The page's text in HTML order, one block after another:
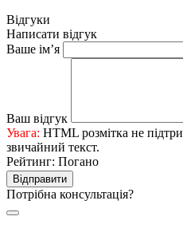
Відгуки
Написати відгук
Ваше ім’я
Ваш відгук
Увага: HTML розмітка не
звичайний текст.
Рейтинг: Погано
Відправити
Потрібна консультація?